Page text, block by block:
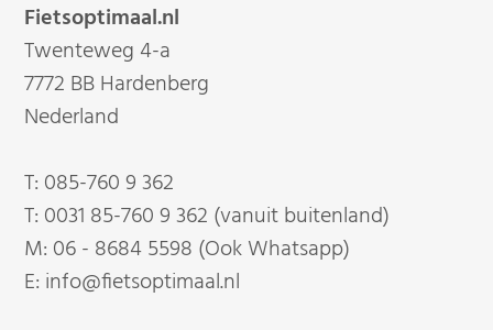
Fietsoptimaal.nl
Twenteweg 4-a
7772 BB Hardenberg
Nederland
T: 085-760 9 362
T: 0031 85-760 9 362 (vanuit buitenland)
M: 06 - 8684 5598 (Ook Whatsapp)
E: info@fietsoptimaal.nl